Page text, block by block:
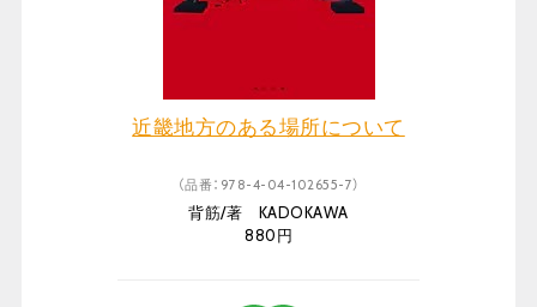
近畿地方のある場所について
（品番：978-4-04-102655-7）
背筋/著 KADOKAWA
880円